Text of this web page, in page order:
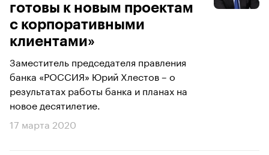
готовы к новым проектам
с корпоративными
клиентами»
Заместитель председателя правления
банка «РОССИЯ» Юрий Хлестов – о
результатах работы банка и планах на
новое десятилетие.
17 марта 2020